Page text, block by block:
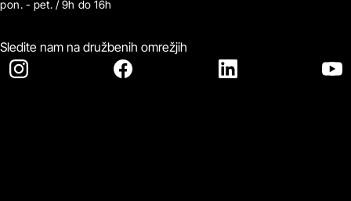
pon. - pet. / 9h do 16h
Sledite nam na družbenih omrežjih